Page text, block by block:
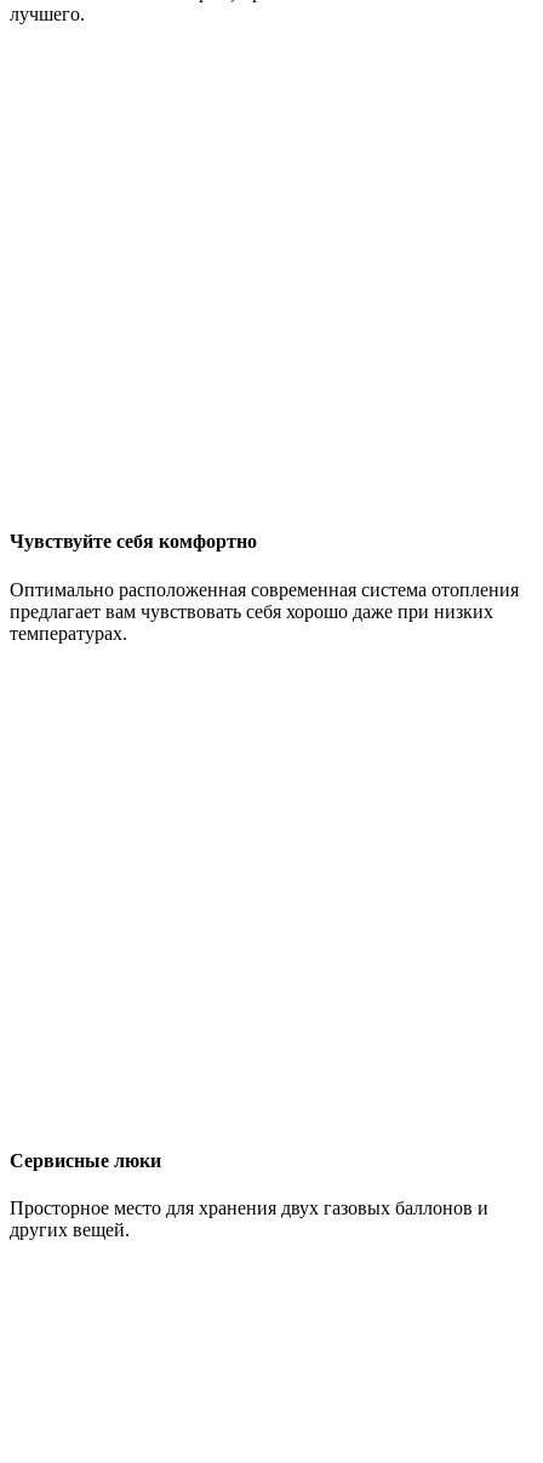
лучшего.
Чувствуйте себя комфортно
Оптимально расположенная современная система отопления
предлагает вам чувствовать себя хорошо даже при низких
температурах.
Сервисные люки
Просторное место для хранения двух газовых баллонов и
других вещей.